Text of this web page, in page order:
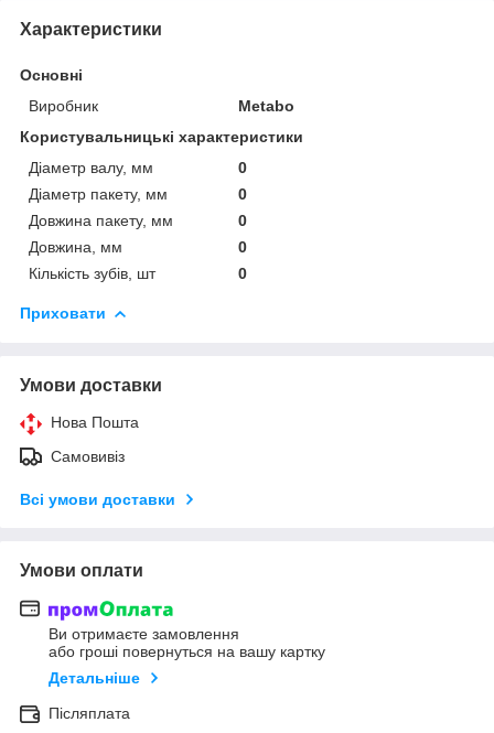
Характеристики
Основні
Виробник
Metabo
Користувальницькі характеристики
Діаметр валу, мм
0
Діаметр пакету, мм
0
Довжина пакету, мм
0
Довжина, мм
0
Кількість зубів, шт
0
Приховати
Умови доставки
Нова Пошта
Самовивіз
Всі умови доставки
Умови оплати
Ви отримаєте замовлення
або гроші повернуться на вашу картку
Детальніше
Післяплата